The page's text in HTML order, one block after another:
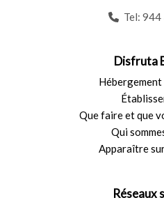
Tel: 944
Disfruta
Hébergement
Que faire et que
Qui
Apparaître
Réseaux